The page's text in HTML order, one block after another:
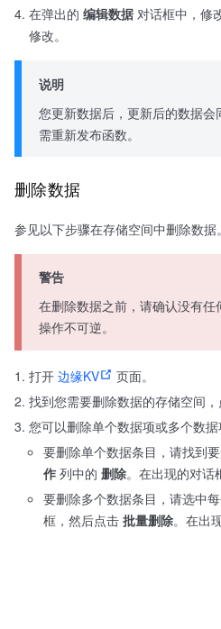
在弹出的 编辑数据 对话框中，修
修改。
说明
您更新数据后，更新后的数据
需重新发布函数。
删除数据
参见以下步骤在存储空间中删除数据。
警告
在删除数据之前，请确认没有
操作不可逆。
打开 边缘KV
页面。
找到您需要删除数据的存储空间，
您可以删除单个数据项或多个数据
要删除单个数据条目，请找到
作 列中的 删除。在出现的对话
要删除多个数据条目，请选中
框，然后点击 批量删除。在出